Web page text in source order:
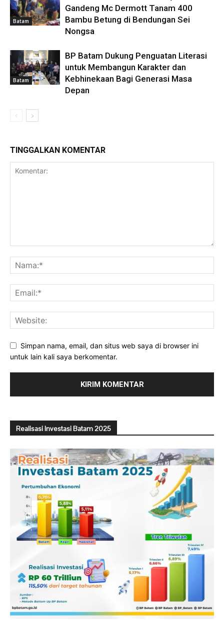
Batam
Gandeng Mc Dermott Tanam 400
Bambu Betung di Bendungan Sei
Nongsa
Batam
BP Batam Dukung Penguatan Literasi
untuk Membangun Karakter dan
Kebhinekaan Bagi Generasi Masa
Depan
TINGGALKAN KOMENTAR
Simpan nama, email, dan situs web saya di browser ini
untuk lain kali saya berkomentar.
Realisasi Investasi Batam 2025